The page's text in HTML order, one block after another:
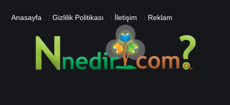
Anasayfa |Gizlilik Politikası İletişim Reklam